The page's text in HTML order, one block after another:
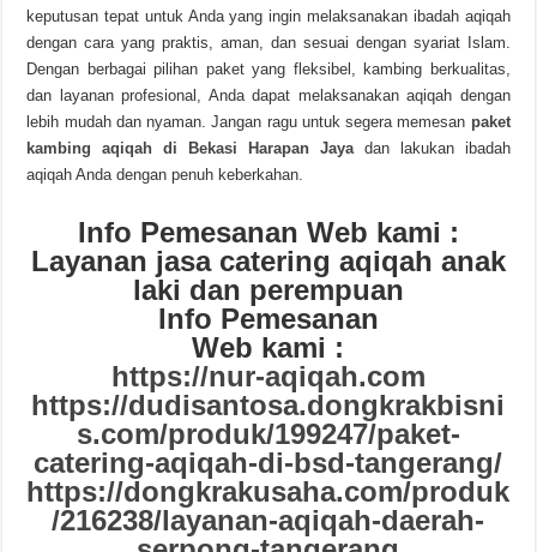
keputusan tepat untuk Anda yang ingin melaksanakan ibadah aqiqah
dengan cara yang praktis, aman, dan sesuai dengan syariat Islam.
Dengan berbagai pilihan paket yang fleksibel, kambing berkualitas,
dan layanan profesional, Anda dapat melaksanakan aqiqah dengan
lebih mudah dan nyaman. Jangan ragu untuk segera memesan paket
kambing aqiqah di Bekasi Harapan Jayadan lakukan ibadah
aqiqah Anda dengan penuh keberkahan.
Info Pemesanan Web kami :
Layanan jasa catering aqiqah anak
laki dan perempuan
Info Pemesanan
Web kami :
https://nur-aqiqah.com
https://dudisantosa.dongkrakbisni
s.com/produk/199247/paket-
catering-aqiqah-di-bsd-tangerang/
https://dongkrakusaha.com/produk
/216238/layanan-aqiqah-daerah-